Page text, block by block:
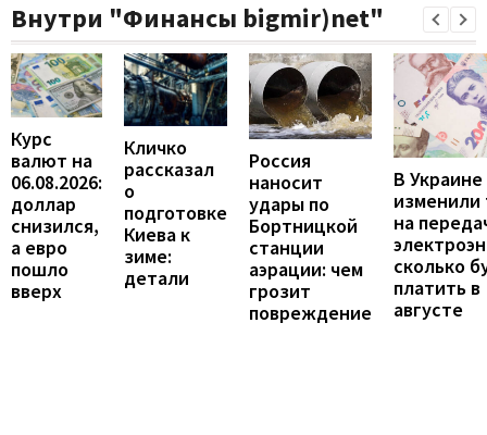
Внутри "Финансы bigmir)net"
Курс
валют на
06.08.2026:
доллар
снизился,
а евро
пошло
вверх
Кличко
рассказал
о
подготовке
Киева к
зиме:
детали
Россия
наносит
удары по
Бортницкой
станции
аэрации: чем
грозит
повреждение
В Украине
на
сколько
платить в
августе